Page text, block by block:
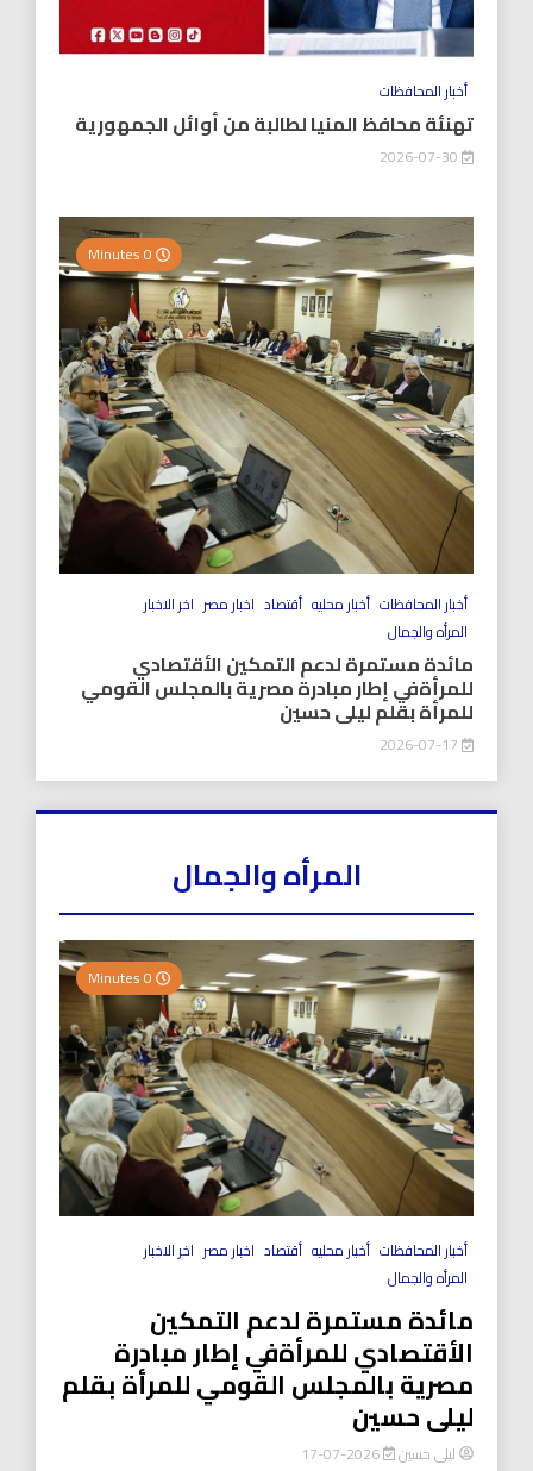
أخبار المحافظات
تهنئة محافظ المنيا لطالبة من أوائل الجمهورية
أخبار المحافظات أخبار محليه أقتصاد اخبار مصر اخر الاخبار
المرأه والجمال
مائدة مستمرة لدعم التمكين الأقتصادي
للمرأةفي إطار مبادرة مصرية بالمجلس القومي
للمرأة بقلم ليلى حسين
المرأه والجمال
أخبار المحافظات أخبار محليه أقتصاد اخبار مصر اخر الاخبار
المرأه والجمال
مائدة مستمرة لدعم التمكين
الأقتصادي للمرأةفي إطار مبادرة
مصرية بالمجلس القومي للمرأة بقلم
ليلى حسين
ليلى حسين 2026-07-17